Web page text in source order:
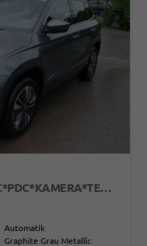
SELECTION 1.5 TSI DSG*ACC*PDC*KAMERA*TEMPOMAT*LED*SMARTLINK*KLIMA*RADIO*17-ZOLL
Automatik
Graphite Grau Metallic